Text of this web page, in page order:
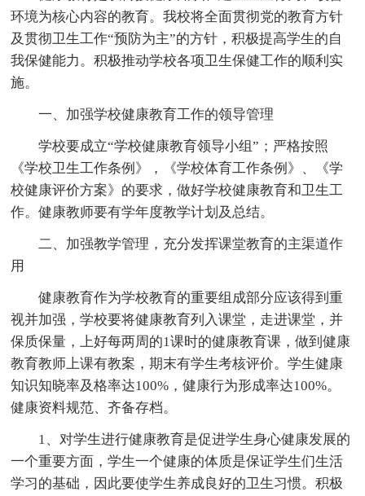
环境为核心内容的教育。我校将全面贯彻党的教育方针
及贯彻卫生工作“预防为主”的方针，积极提高学生的自
我保健能力。积极推动学校各项卫生保健工作的顺利实
施。
一、加强学校健康教育工作的领导管理
学校要成立“学校健康教育领导小组”；严格按照
《学校卫生工作条例》，《学校体育工作条例》、《学
校健康评价方案》的要求，做好学校健康教育和卫生工
作。健康教师要有学年度教学计划及总结。
二、加强教学管理，充分发挥课堂教育的主渠道作
用
健康教育作为学校教育的重要组成部分应该得到重
视并加强，学校要将健康教育列入课堂，走进课堂，并
保质保量，上好每两周的1课时的健康教育课，做到健康
教育教师上课有教案，期末有学生考核评价。学生健康
知识知晓率及格率达100%，健康行为形成率达100%。
健康资料规范、齐备存档。
1、对学生进行健康教育是促进学生身心健康发展的
一个重要方面，学生一个健康的体质是保证学生们生活
学习的基础，因此要使学生养成良好的卫生习惯。积极